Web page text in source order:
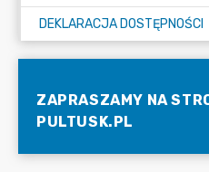
DEKLARACJA DOSTĘPNOŚCI
ZAPRASZAMY NA
PULTUSK.PL